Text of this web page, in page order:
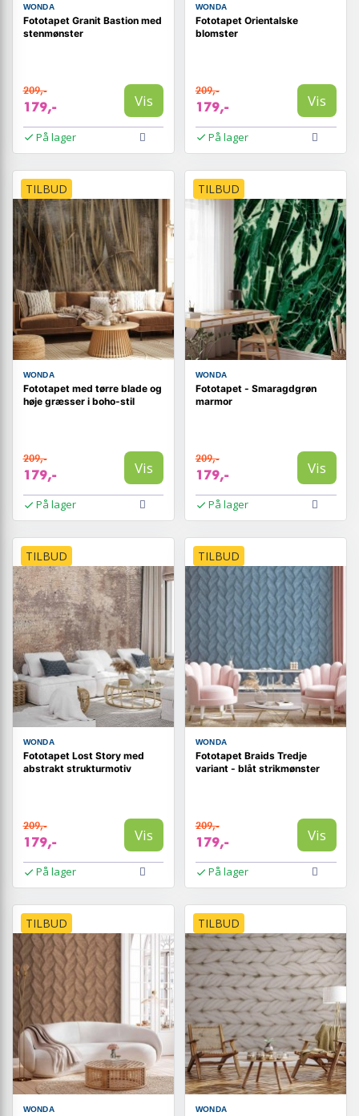
WONDA
Fototapet Granit Bastion med
stenmønster
209,-
179,- Vis
På lager
WONDA
Fototapet Orientalske
blomster
209,-
179,- Vis
På lager
TILBUD
WONDA
Fototapet med tørre blade og
høje græsser i boho-stil
209,-
179,- Vis
På lager
TILBUD
WONDA
Fototapet - Smaragdgrøn
marmor
209,-
179,- Vis
På lager
TILBUD
WONDA
Fototapet Lost Story med
abstrakt strukturmotiv
209,-
179,- Vis
På lager
TILBUD
WONDA
Fototapet Braids Tredje
variant - blåt strikmønster
209,-
179,- Vis
På lager
TILBUD
WONDA
TILBUD
WONDA